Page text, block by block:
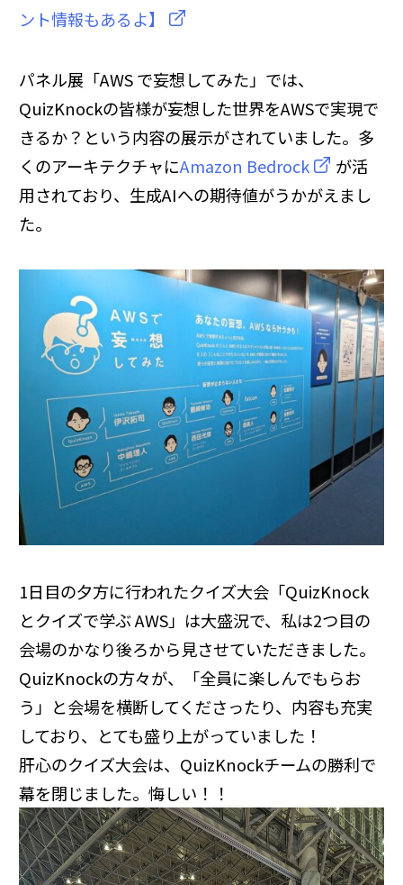
ント情報もあるよ】
パネル展「AWS で妄想してみた」では、
QuizKnockの皆様が妄想した世界をAWSで実現で
きるか？という内容の展示がされていました。多
くのアーキテクチャにAmazon Bedrock
が活
用されており、生成AIへの期待値がうかがえまし
た。
1日目の夕方に行われたクイズ大会「QuizKnock
とクイズで学ぶ AWS」は大盛況で、私は2つ目の
会場のかなり後ろから見させていただきました。
QuizKnockの方々が、「全員に楽しんでもらお
う」と会場を横断してくださったり、内容も充実
しており、とても盛り上がっていました！
肝心のクイズ大会は、QuizKnockチームの勝利で
幕を閉じました。悔しい！！